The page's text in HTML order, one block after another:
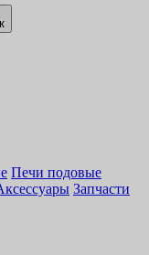
Печи подовые
Запчасти